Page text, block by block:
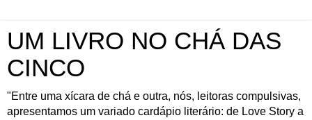
UM LIVRO NO CHÁ DAS
CINCO
"Entre uma xícara de chá e outra, nós, leitoras compulsivas,
apresentamos um variado cardápio literário: de Love Story a